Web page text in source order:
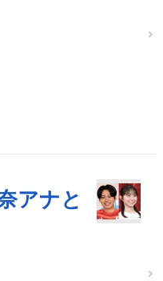
アナと